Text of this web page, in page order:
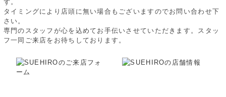
ず。
タイミングにより店頭に無い場合もございますのでお問い合わせ下
さい。
専門のスタッフが心を込めてお手伝いさせていただきます。スタッ
フ一同ご来店をお待ちしております。